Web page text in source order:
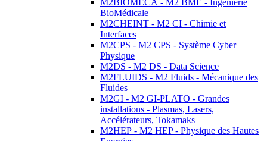
M2BIOMECA - M2 BME - Ingénierie
BioMédicale
M2CHEINT - M2 CI - Chimie et
Interfaces
M2CPS - M2 CPS - Système Cyber
Physique
M2DS - M2 DS - Data Science
M2FLUIDS - M2 Fluids - Mécanique des
Fluides
M2GI - M2 GI-PLATO - Grandes
installations - Plasmas, Lasers,
Accélérateurs, Tokamaks
M2HEP - M2 HEP - Physique des Hautes